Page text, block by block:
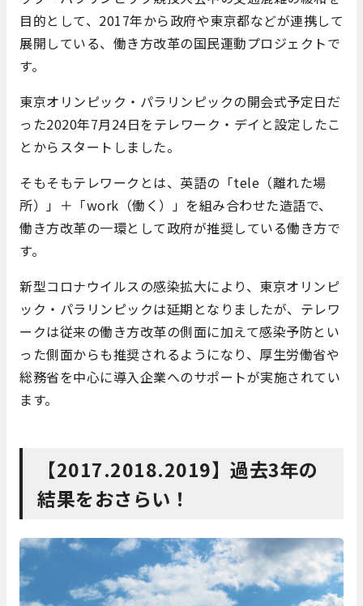
目的として、2017年から政府や東京都などが連携して
展開している、働き方改革の国民運動プロジェクトで
す。
東京オリンピック・パラリンピックの開会式予定日だ
った2020年7月24日をテレワーク・デイと設定したこ
とからスタートしました。
そもそもテレワークとは、英語の「tele（離れた場
所）」＋「work（働く）」を組み合わせた造語で、
働き方改革の一環として政府が推奨している働き方で
す。
新型コロナウイルスの感染拡大により、東京オリンピ
ック・パラリンピックは延期となりましたが、テレワ
ークは従来の働き方改革の側面に加えて感染予防とい
った側面からも推奨されるようになり、厚生労働省や
総務省を中心に導入企業へのサポートが実施されてい
ます。
【2017.2018.2019】過去3年の
結果をおさらい！